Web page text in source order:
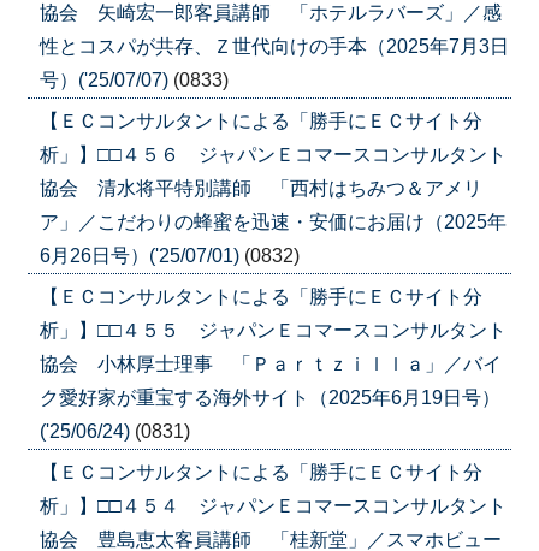
協会 矢崎宏一郎客員講師 「ホテルラバーズ」／感
性とコスパが共存、Ｚ世代向けの手本（2025年7月3日
号）('25/07/07) (0833)
【ＥＣコンサルタントによる「勝手にＥＣサイト分
析」】□□４５６ ジャパンＥコマースコンサルタント
協会 清水将平特別講師 「西村はちみつ＆アメリ
ア」／こだわりの蜂蜜を迅速・安価にお届け（2025年
6月26日号）('25/07/01) (0832)
【ＥＣコンサルタントによる「勝手にＥＣサイト分
析」】□□４５５ ジャパンＥコマースコンサルタント
協会 小林厚士理事 「Ｐａｒｔｚｉｌｌａ」／バイ
ク愛好家が重宝する海外サイト（2025年6月19日号）
('25/06/24) (0831)
【ＥＣコンサルタントによる「勝手にＥＣサイト分
析」】□□４５４ ジャパンＥコマースコンサルタント
協会 豊島恵太客員講師 「桂新堂」／スマホビュー